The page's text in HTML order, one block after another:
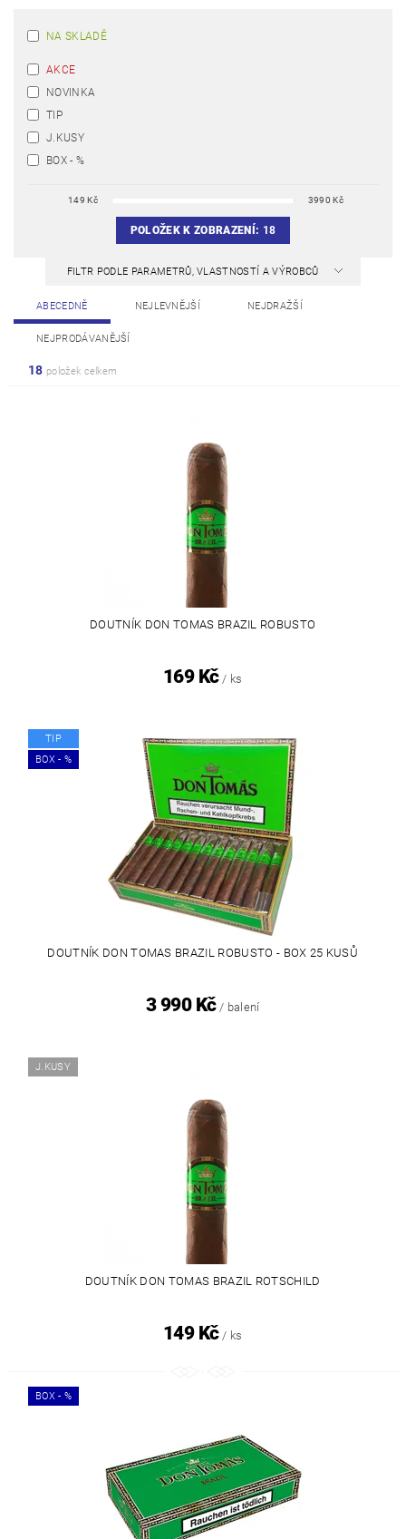
NA SKLADĚ
AKCE
NOVINKA
TIP
J.KUSY
BOX - %
149 Kč 3990 Kč
POLOŽEK K ZOBRAZENÍ: 18
FILTR PODLE PARAMETRŮ, VLASTNOSTÍ A VÝROBCŮ
ABECEDNĚ NEJLEVNĚJŠÍ NEJDRAŽŠÍ
NEJPRODÁVANĚJŠÍ
18 položek celkem
DOUTNÍK DON TOMAS BRAZIL ROBUSTO
169 Kč / ks
TIP
BOX - %
DOUTNÍK DON TOMAS BRAZIL ROBUSTO - BOX 25 KUSŮ
3 990 Kč / balení
J.KUSY
DOUTNÍK DON TOMAS BRAZIL ROTSCHILD
149 Kč / ks
BOX - %